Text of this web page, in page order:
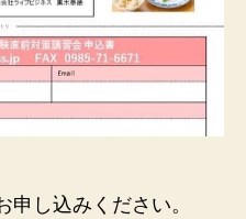
し込みください。